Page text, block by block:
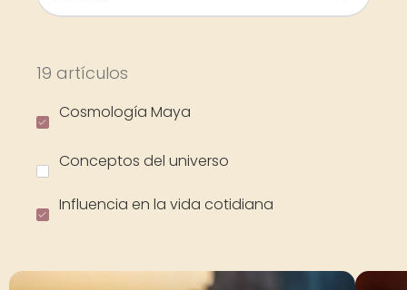
19 artículos
Cosmología Maya
Conceptos del universo
Influencia en la vida cotidiana